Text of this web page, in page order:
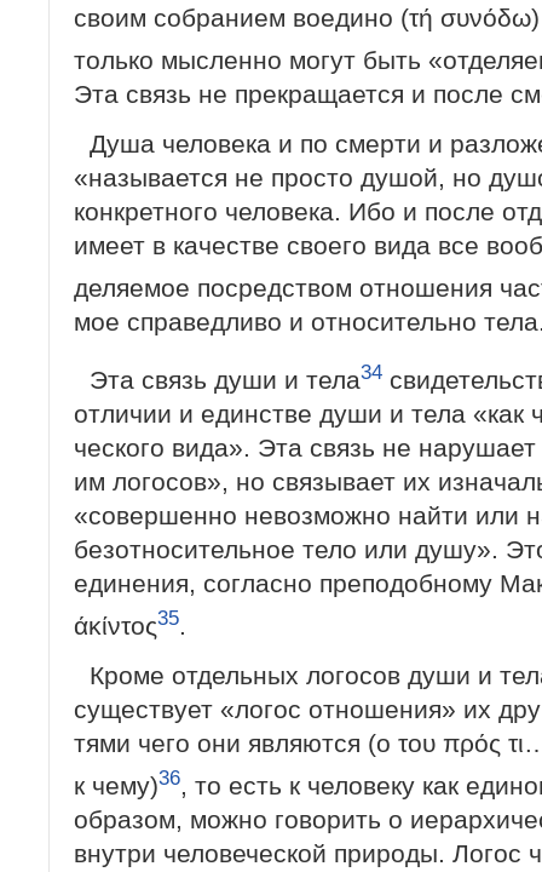
своим собранием воедино (τή
только мысленно могут быть
Эта связь не прекращается и после
Душа человека и по смерти и
«называется не просто душой, но
конкретного человека. Ибо и после
имеет в качестве своего вида все
деляемое посредством отношения
мое справедливо и относительно
Эта связь души и тела34
отличии и единстве души и тела «как
ческого вида». Эта связь не
им логосов», но связывает их
«совершенно невозможно найти или
безотносительное тело или душу».
единения, согласно пре­подобному
άκίντος35.
Кроме отдельных логосов души и
существует «логос отношения» их
тями чего они являются (ο του πρός
к чему)36, то есть к человеку как
образом, можно говорить о
внутри человеческой природы. Логос